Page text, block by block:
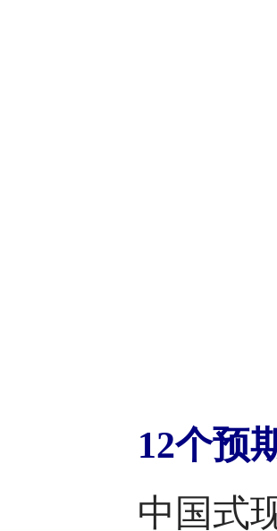
12个预
中国式现